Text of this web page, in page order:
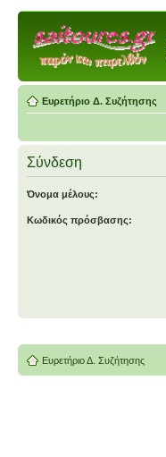
Ευρετήριο Δ. Συζήτησης
Σύνδεση
Όνομα μέλους:
Κωδικός πρόσβασης:
Ευρετήριο Δ. Συζήτησης